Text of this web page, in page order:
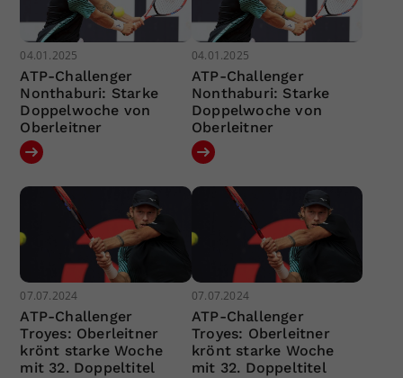
04.01.2025
ATP-Challenger
Nonthaburi: Starke
Doppelwoche von
Oberleitner
04.01.2025
ATP-Challenger
Nonthaburi: Starke
Doppelwoche von
Oberleitner
07.07.2024
ATP-Challenger
Troyes: Oberleitner
krönt starke Woche
mit 32. Doppeltitel
07.07.2024
ATP-Challenger
Troyes: Oberleitner
krönt starke Woche
mit 32. Doppeltitel